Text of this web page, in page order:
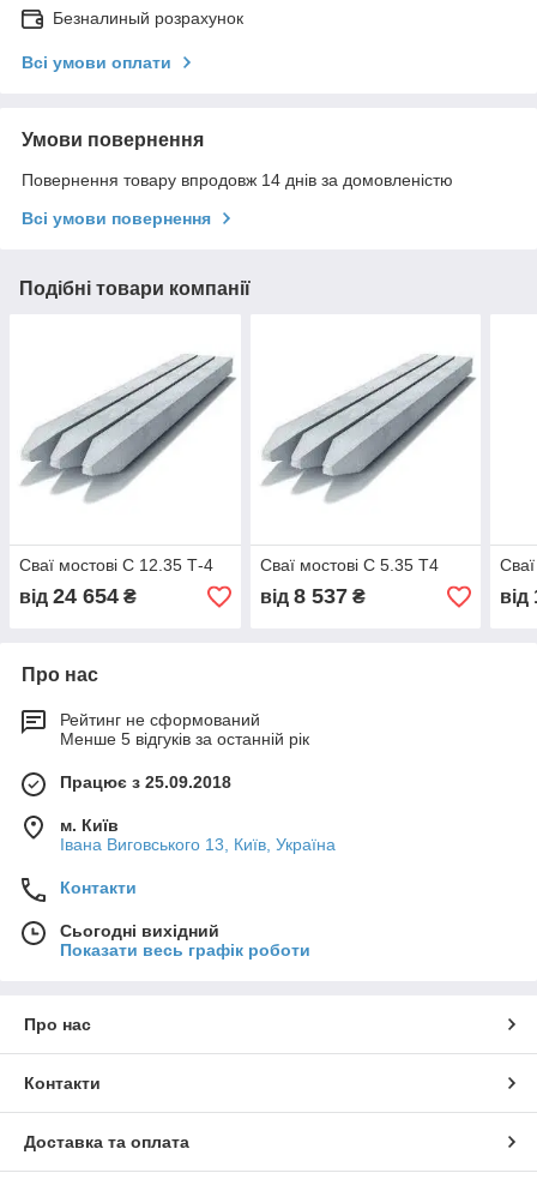
Безналиный розрахунок
Всі умови оплати
Умови повернення
Повернення товару впродовж 14 днів за домовленістю
Всі умови повернення
Подібні товари компанії
Сваї мостові C 12.35 Т-4
від 24 654 ₴
Сваї мостові C 5.35 Т4
від 8 537₴ від
Про нас
Рейтинг не сформований
Менше 5 відгуків за останній рік
Працює з 25.09.2018
м. Київ
Івана Виговського 13, Київ, Україна
Контакти
Сьогодні вихідний
Показати весь графік роботи
Про нас
Контакти
Доставка та оплата